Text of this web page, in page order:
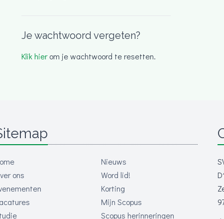
Je wachtwoord vergeten?
Klik hierom je wachtwoord te resetten.
ons
Nieuws
Word lid!
Korting
Mijn Scopus
Scopus herinneringen